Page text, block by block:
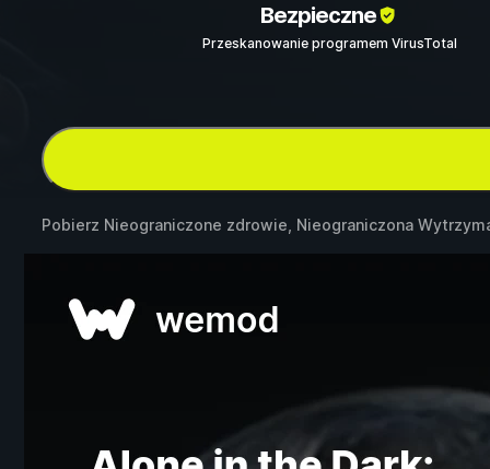
Bezpieczne
Przeskanowanie programem VirusTotal
Pobierz Nieograniczone zdrowie, Nieograniczona